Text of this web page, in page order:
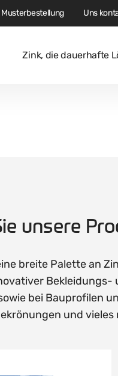
Zink, die dauerhafte
Musterbestellung Uns
unsere
breite Palette an
bei Bauprofilen
und vieles